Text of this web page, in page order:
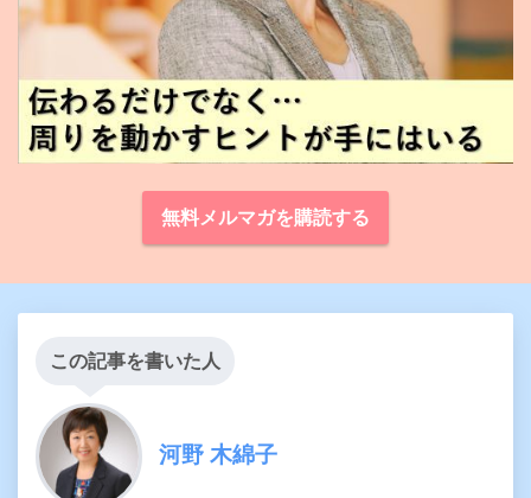
無料メルマガを購読する
この記事を書いた人
河野 木綿子